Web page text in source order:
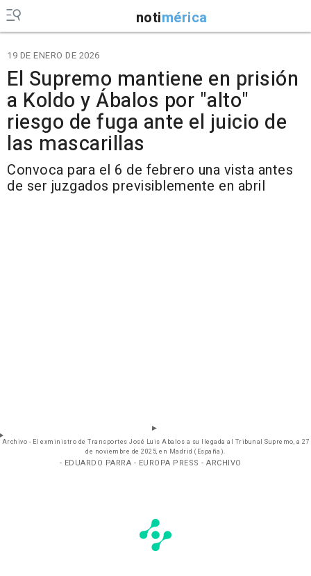
notimérica
19 DE ENERO DE 2026
El Supremo mantiene en prisión
a Koldo y Ábalos por "alto"
riesgo de fuga ante el juicio de
las mascarillas
Convoca para el 6 de febrero una vista antes
de ser juzgados previsiblemente en abril
Archivo - El exministro de Transportes José Luis Abalos a su llegada al Tribunal Supremo, a 27
de noviembre de 2025, en Madrid (España).
- EDUARDO PARRA - EUROPA PRESS - ARCHIVO